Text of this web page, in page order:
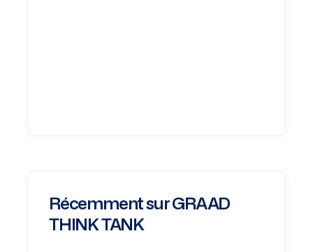
Récemment sur GRAAD
THINK TANK